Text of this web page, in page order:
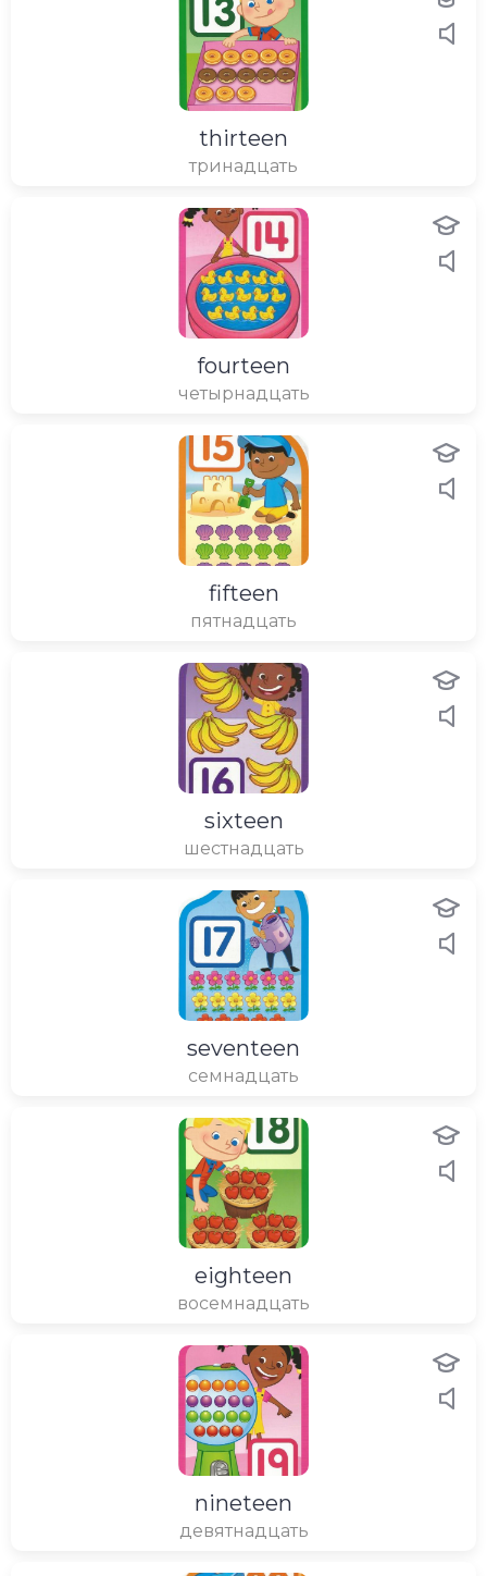
thirteen
тринадцать
fourteen
четырнадцать
fifteen
пятнадцать
sixteen
шестнадцать
seventeen
семнадцать
eighteen
восемнадцать
nineteen
девятнадцать